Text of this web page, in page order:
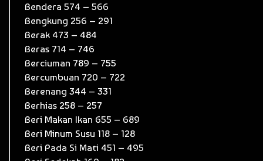
Bendera 574 – 566
Bengkung 256 – 291
Berak 473 – 484
Beras 714 – 746
Berciuman 789 – 755
Bercumbuan 720 – 722
Berenang 344 – 331
Berhias 258 – 257
Beri Makan Ikan 655 – 689
Beri Minum Susu 118 – 128
Beri Pada Si Mati 451 – 495